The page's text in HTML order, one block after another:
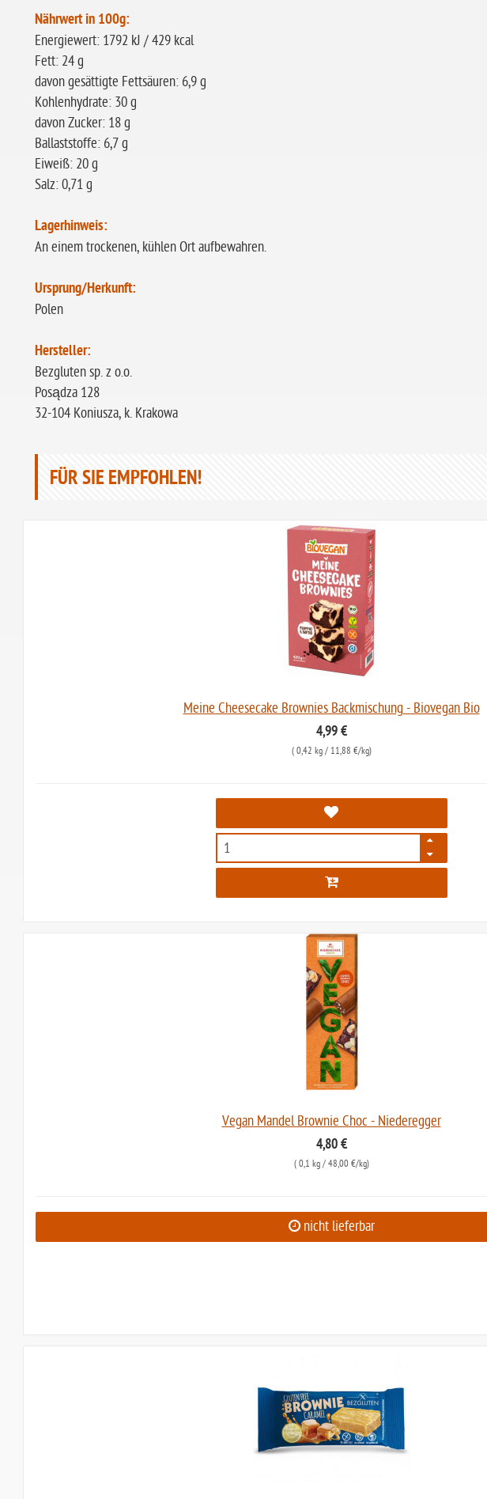
Nährwert in 100g:
Energiewert: 1792 kJ / 429 kcal
Fett: 24 g
davon gesättigte Fettsäuren: 6,9 g
Kohlenhydrate: 30 g
davon Zucker: 18 g
Ballaststoffe: 6,7 g
Eiweiß: 20 g
Salz: 0,71 g
Lagerhinweis:
An einem trockenen, kühlen Ort aufbewahren.
Ursprung/Herkunft:
Polen
Hersteller:
Bezgluten sp. z o.o.
Posądza 128
32-104 Koniusza, k. Krakowa
FÜR SIE EMPFOHLEN!
Meine Cheesecake Brownies Backmischung - Biovegan Bio
4,99 €
( 0,42 kg/ 11,88 €/kg)
6175
Vegan Mandel Brownie Choc - Niederegger
4,80 €
( 0,1 kg/ 48,00 €/kg)
nicht lieferbar